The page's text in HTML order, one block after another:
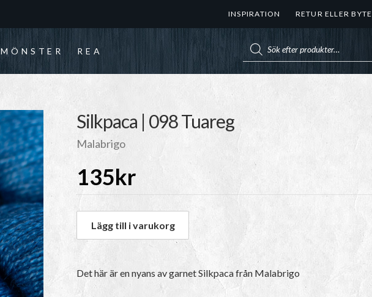
INSPIRATION RETUR ELLER BYTE
MÖNSTER REA
Silkpaca | 098 Tuareg
Malabrigo
135kr
Lägg till i varukorg
Det här är en nyans av garnetSilkpacafrån Malabrigo